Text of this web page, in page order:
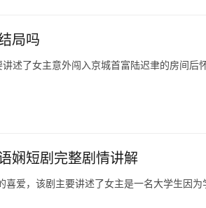
局吗
述了女主意外闯入京城首富陆迟聿的房间后
娴短剧完整剧情讲解
爱，该剧主要讲述了女主是一名大学生因为